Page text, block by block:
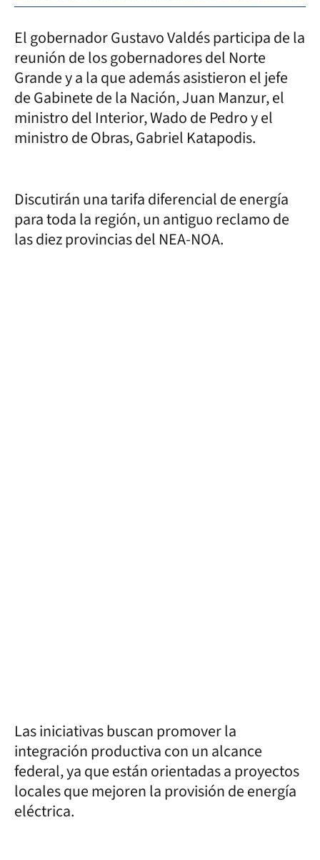
El gobernador Gustavo Valdés participa de la
reunión de los gobernadores del Norte
Grande y a la que además asistieron el jefe
de Gabinete de la Nación, Juan Manzur, el
ministro del Interior, Wado de Pedro y el
ministro de Obras, Gabriel Katapodis.
Discutirán una tarifa diferencial de energía
para toda la región, un antiguo reclamo de
las diez provincias del NEA-NOA.
Las iniciativas buscan promover la
integración productiva con un alcance
federal, ya que están orientadas a proyectos
locales que mejoren la provisión de energía
eléctrica.